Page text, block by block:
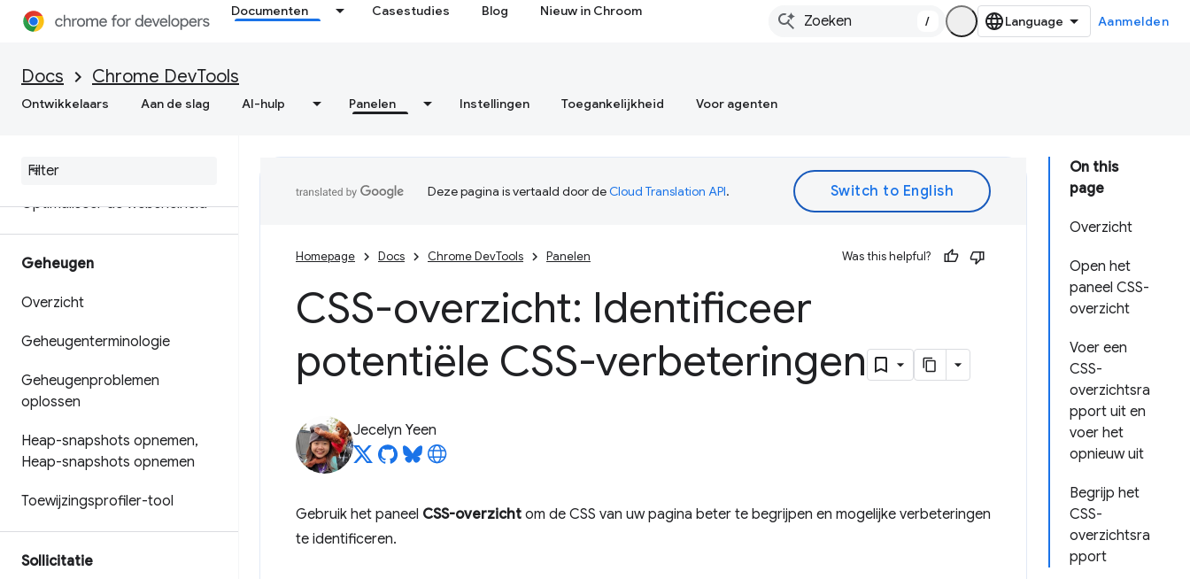
Documenten Casestudies Blog Nieuw in Chroom
/ Aanmelden
Docs Chrome DevTools
Ontwikkelaars Aan de slag AI-hulp Panelen Instellingen Toegankelijkheid Voor agenten
prestaties van uw website
Prestatiesporen opslaan
Vuurtoren
Optimaliseer de websnelheid
Geheugen
Overzicht
Geheugenterminologie
Geheugenproblemen
oplossen
Heap-snapshots opnemen,
Heap-snapshots opnemen
Toewijzingsprofiler-tool
Sollicitatie
On this
page
Overzicht
Open het
paneel CSS-
overzicht
Voer een
CSS-
overzichtsra
pport uit en
voer het
opnieuw uit
Begrijp het
CSS-
overzichtsra
pport
Deze pagina is vertaald door deCloud Translation API.
Homepage Docs Chrome DevTools Panelen Was this helpful?
CSS-overzicht: Identificeer
potentiële CSS-verbeteringen
Jecelyn Yeen
Gebruik het paneel CSS-overzicht om de CSS van uw pagina beter te begrijpen en mogelijke verbeteringen
te identificeren.